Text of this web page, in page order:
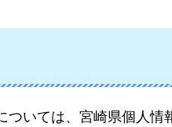
ついては、宮崎県個人